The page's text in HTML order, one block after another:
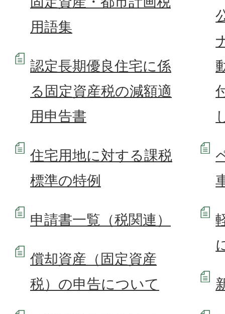
用語集
認定長期優良住宅に係
る固定資産税の減額適
用申告書
住宅用地に対する課税
標準の特例
申請書一覧（税関連）
償却資産（固定資産
税）の申告について